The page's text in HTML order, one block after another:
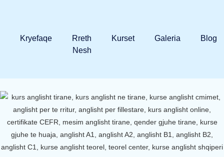
Kryefaqe
Rreth
Nesh
Kurset Galeria Blog